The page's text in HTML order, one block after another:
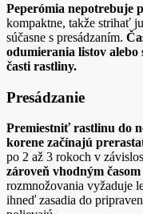
Peperómia nepotrebuje
kompaktne, takže strihať
súčasne s presádzaním.
odumierania listov
časti rastliny.
Presádzanie
Premiestniť rastlinu do
korene začínajú
po 2 až 3 rokoch v
zároveň vhodným
rozmnožovania vyžaduje
ihneď zasadia do